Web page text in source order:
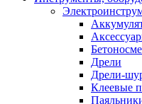
Дрели
Дрели-
Клеевые